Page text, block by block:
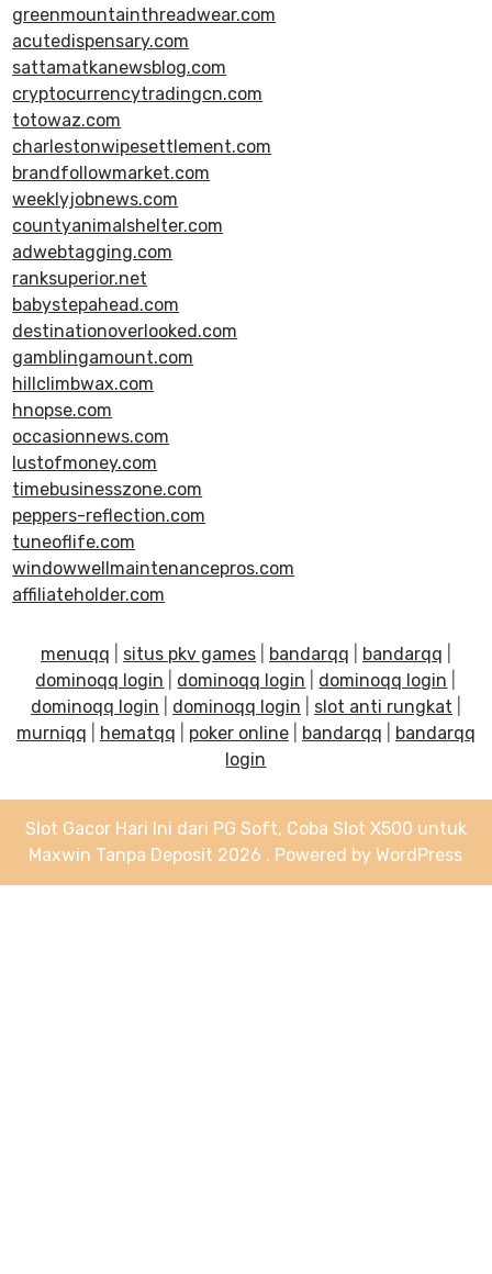
greenmountainthreadwear.com
acutedispensary.com
sattamatkanewsblog.com
cryptocurrencytradingcn.com
totowaz.com
charlestonwipesettlement.com
brandfollowmarket.com
weeklyjobnews.com
countyanimalshelter.com
adwebtagging.com
ranksuperior.net
babystepahead.com
destinationoverlooked.com
gamblingamount.com
hillclimbwax.com
hnopse.com
occasionnews.com
lustofmoney.com
timebusinesszone.com
peppers-reflection.com
tuneoflife.com
windowwellmaintenancepros.com
affiliateholder.com
menuqq situs pkv games bandarqq bandarqq
dominoqq login
dominoqq login dominoqq login
dominoqq login
dominoqq login slot anti rungkat
murniqq
hematqq poker online bandarqq
bandarqq
login
Slot Gacor Hari Ini dari PG Soft, Coba Slot X500 untuk
Maxwin Tanpa Deposit 2026 . Powered by WordPress